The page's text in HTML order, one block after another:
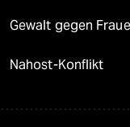
Gewalt gegen
Nahost-Konflikt